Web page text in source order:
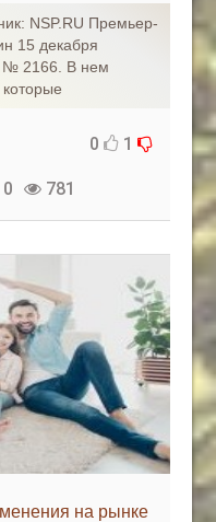
NSP.RU Премьер-
15 декабря
№ 2166. В нем
0 1
0 781
на рынке